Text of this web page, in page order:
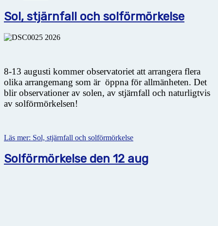
Sol, stjärnfall och solförmörkelse
8-13 augusti kommer observatoriet att arrangera flera
olika arrangemang som är öppna för allmänheten. Det
blir observationer av solen, av stjärnfall och naturligtvis
av solförmörkelsen!
Läs mer: Sol, stjärnfall och solförmörkelse
Solförmörkelse den 12 aug